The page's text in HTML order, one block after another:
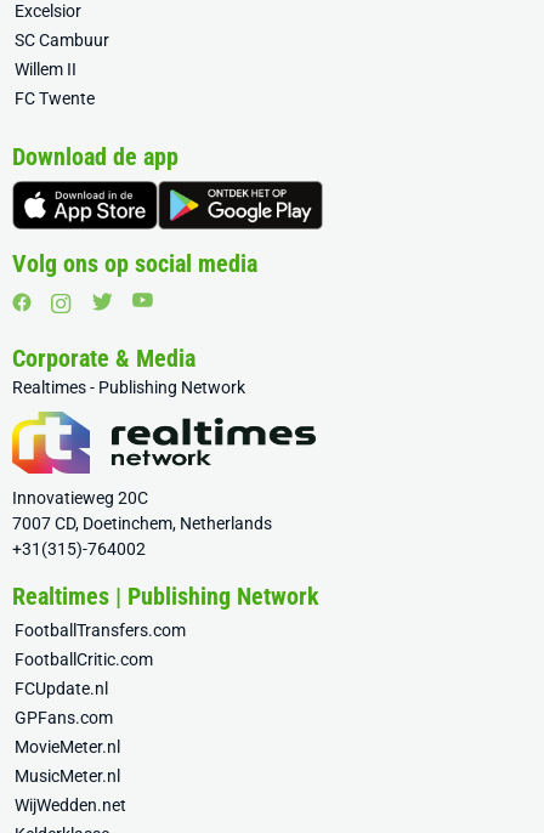
Excelsior
SC Cambuur
Willem II
FC Twente
Download de app
Volg ons op social media
Corporate & Media
Realtimes - Publishing Network
Innovatieweg 20C
7007 CD, Doetinchem, Netherlands
+31(315)-764002
Realtimes | Publishing Network
FootballTransfers.com
FootballCritic.com
FCUpdate.nl
GPFans.com
MovieMeter.nl
MusicMeter.nl
WijWedden.net